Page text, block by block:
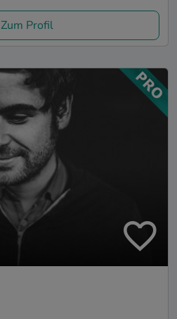
Zum Profil